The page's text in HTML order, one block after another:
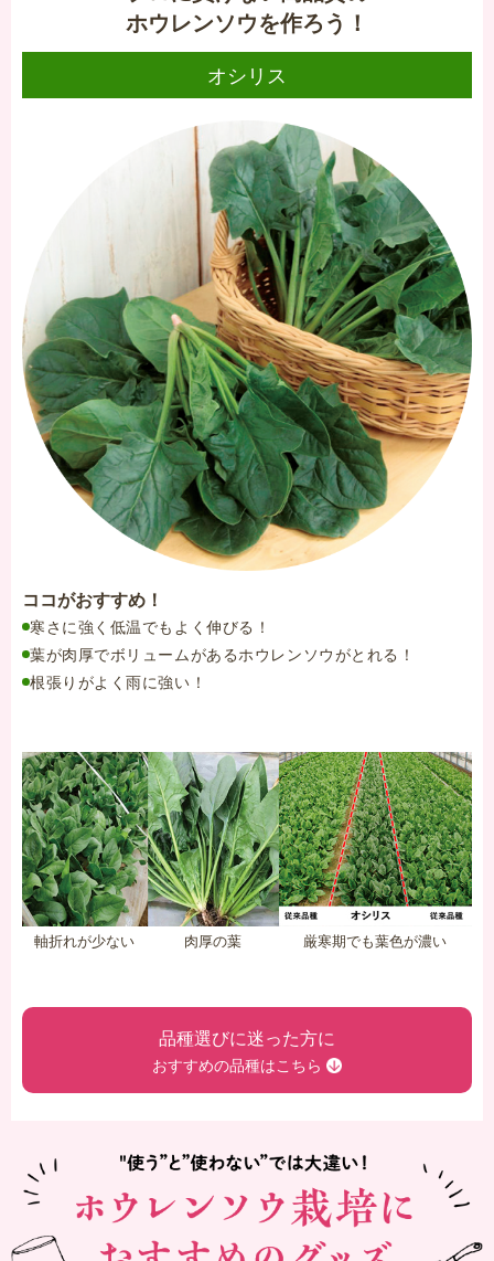
ホウレンソウを作ろう！
オシリス
ココがおすすめ！
寒さに強く低温でもよく伸びる！
葉が肉厚でボリュームがあるホウレンソウがとれる！
根張りがよく雨に強い！
軸折れが少ない 肉厚の葉 厳寒期でも葉色が濃い
品種選びに迷った方に
おすすめの品種はこちら